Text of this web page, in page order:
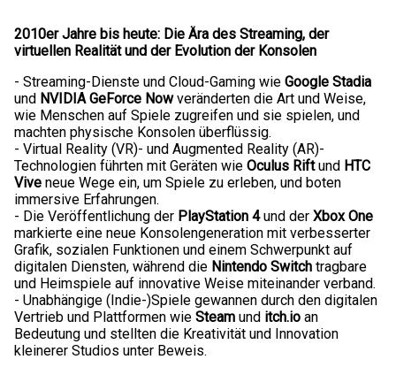
2010er Jahre bis heute: Die Ära des Streaming, der
virtuellen Realität und der Evolution der Konsolen
- Streaming-Dienste und Cloud-Gaming wie Google Stadia
und NVIDIA GeForce Nowveränderten die Art und Weise,
wie Menschen auf Spiele zugreifen und sie spielen, und
machten physische Konsolen überflüssig.
- Virtual Reality (VR)- und Augmented Reality (AR)-
Technologien führten mit Geräten wie Oculus Riftund HTC
Vive neue Wege ein, um Spiele zu erleben, und boten
immersive Erfahrungen.
- Die Veröffentlichung der PlayStation 4und der Xbox One
markierte eine neue Konsolengeneration mit verbesserter
Grafik, sozialen Funktionen und einem Schwerpunkt auf
digitalen Diensten, während die Nintendo Switch tragbare
und Heimspiele auf innovative Weise miteinander verband.
- Unabhängige (Indie-)Spiele gewannen durch den digitalen
Vertrieb und Plattformen wie Steam und itch.io an
Bedeutung und stellten die Kreativität und Innovation
kleinerer Studios unter Beweis.